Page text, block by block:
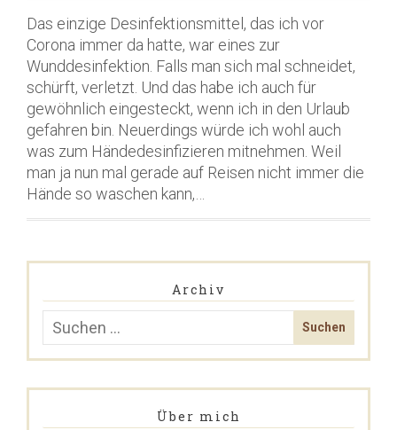
Das einzige Desinfektionsmittel, das ich vor
Corona immer da hatte, war eines zur
Wunddesinfektion. Falls man sich mal schneidet,
schürft, verletzt. Und das habe ich auch für
gewöhnlich eingesteckt, wenn ich in den Urlaub
gefahren bin. Neuerdings würde ich wohl auch
was zum Händedesinfizieren mitnehmen. Weil
man ja nun mal gerade auf Reisen nicht immer die
Hände so waschen kann,…
Archiv
Über mich